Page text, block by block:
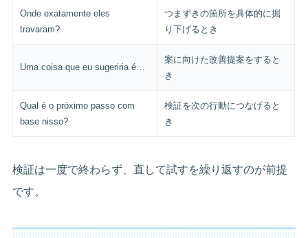
Onde exatamente eles
travaram?
つまずきの箇所を具体的に掘
り下げるとき
Uma coisa que eu sugeriria é…
案に向けた改善提案をすると
き
Qual é o próximo passo com
base nisso?
検証を次の行動につなげると
き
検証は一度で終わらず、直して試すを繰り返すのが前提
です。